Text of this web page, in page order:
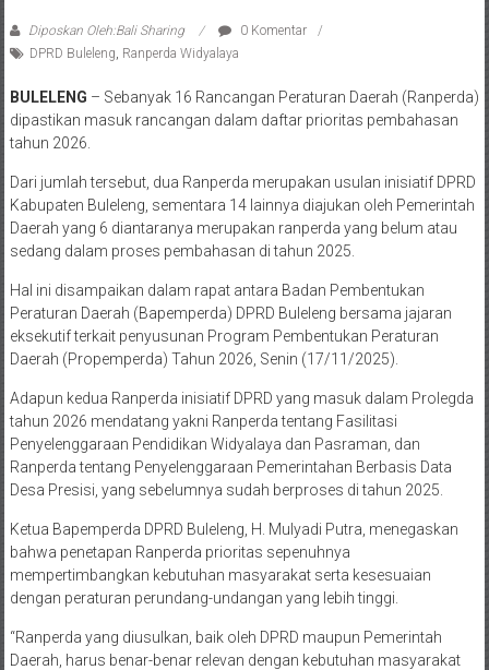
Diposkan Oleh:Bali Sharing
0 Komentar
DPRD Buleleng Ranperda Widyalaya
BULELENG – Sebanyak 16 Rancangan Peraturan Daerah (Ranperda)
dipastikan masuk rancangan dalam daftar prioritas pembahasan
tahun 2026.
Dari jumlah tersebut, dua Ranperda merupakan usulan inisiatif DPRD
Kabupaten Buleleng, sementara 14 lainnya diajukan oleh Pemerintah
Daerah yang 6 diantaranya merupakan ranperda yang belum atau
sedang dalam proses pembahasan di tahun 2025.
Hal ini disampaikan dalam rapat antara Badan Pembentukan
Peraturan Daerah (Bapemperda) DPRD Buleleng bersama jajaran
eksekutif terkait penyusunan Program Pembentukan Peraturan
Daerah (Propemperda) Tahun 2026, Senin (17/11/2025).
Adapun kedua Ranperda inisiatif DPRD yang masuk dalam Prolegda
tahun 2026 mendatang yakni Ranperda tentang Fasilitasi
Penyelenggaraan Pendidikan Widyalaya dan Pasraman, dan
Ranperda tentang Penyelenggaraan Pemerintahan Berbasis Data
Desa Presisi, yang sebelumnya sudah berproses di tahun 2025.
Ketua Bapemperda DPRD Buleleng, H. Mulyadi Putra, menegaskan
bahwa penetapan Ranperda prioritas sepenuhnya
mempertimbangkan kebutuhan masyarakat serta kesesuaian
dengan peraturan perundang-undangan yang lebih tinggi.
“Ranperda yang diusulkan, baik oleh DPRD maupun Pemerintah
Daerah, harus benar-benar relevan dengan kebutuhan masyarakat